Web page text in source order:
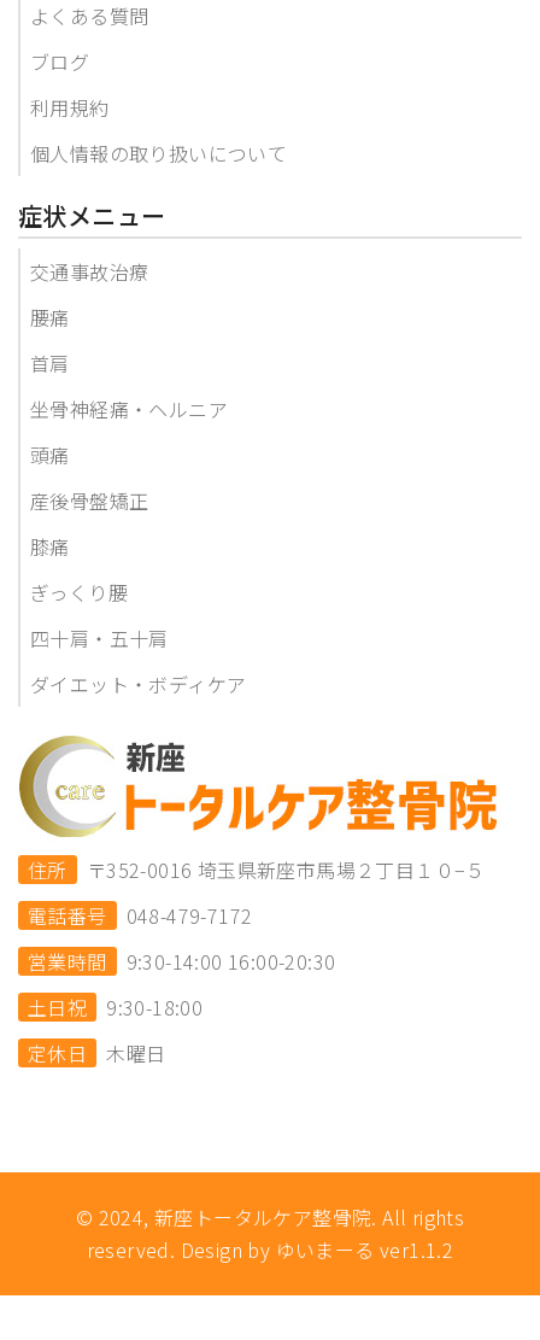
よくある質問
ブログ
利用規約
個人情報の取り扱いについて
症状メニュー
交通事故治療
腰痛
首肩
坐骨神経痛・ヘルニア
頭痛
産後骨盤矯正
膝痛
ぎっくり腰
四十肩・五十肩
ダイエット・ボディケア
住所
〒352-0016 埼玉県新座市馬場２丁目１０−５
電話番号
048-479-7172
営業時間
9:30-14:00 16:00-20:30
土日祝
9:30-18:00
定休日
木曜日
© 2024, 新座トータルケア整骨院. All rights
reserved. Design by ゆいまーる ver1.1.2